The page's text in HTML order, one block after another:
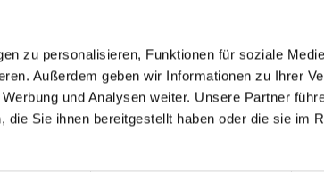
zu personalisieren, Funktionen für soziale
Außerdem geben wir Informationen zu Ihrer
und Analysen weiter. Unsere Partner
Sie ihnen bereitgestellt haben oder die sie im
die